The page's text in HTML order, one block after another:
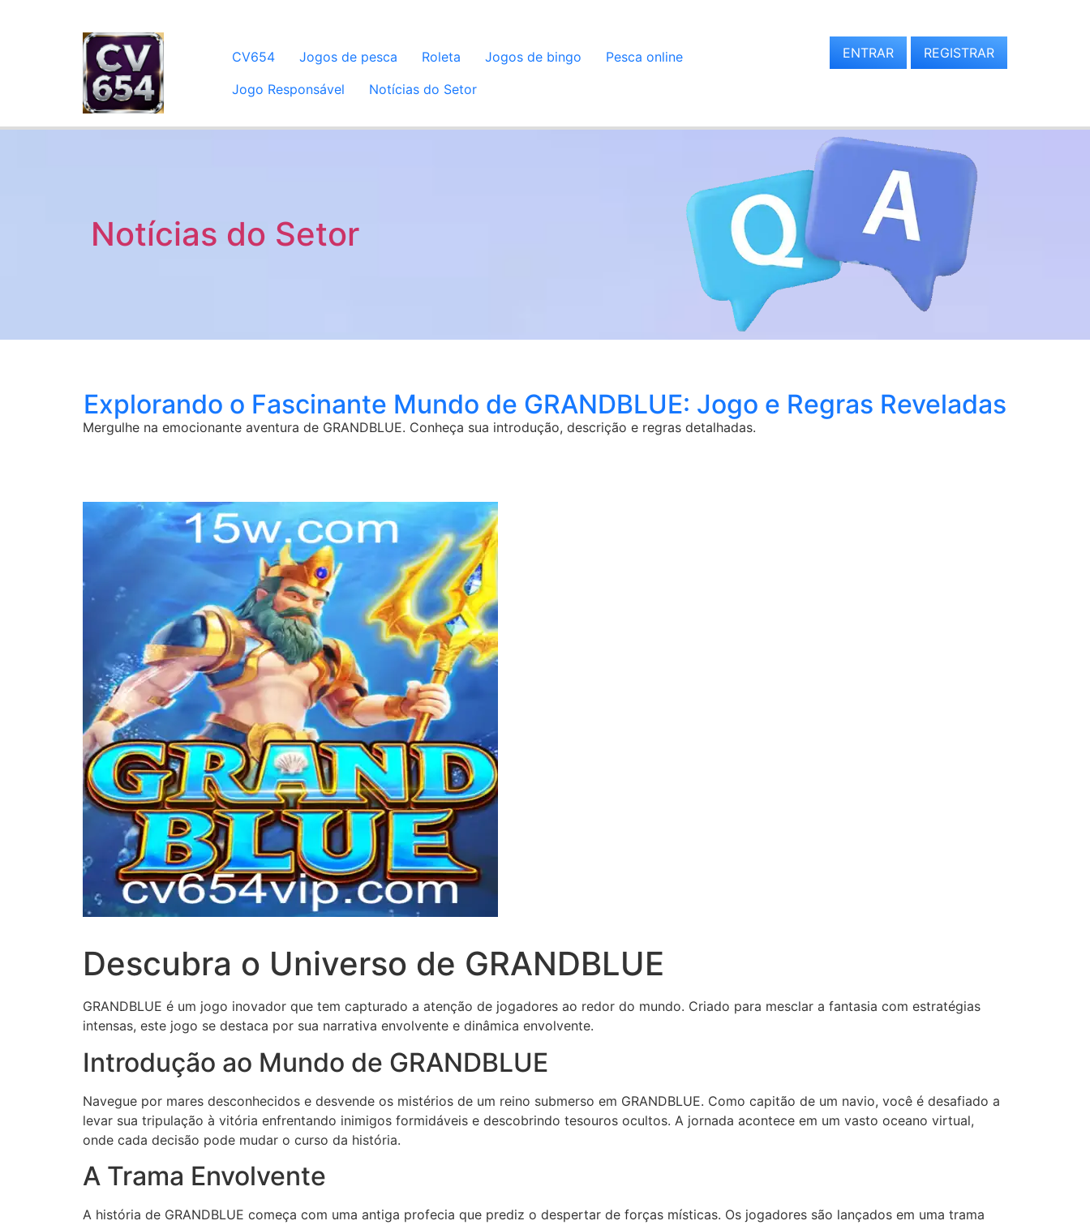
CV654 Jogos de pesca Roleta Jogos de bingo
Pesca online
Jogo Responsável
Notícias do Setor
ENTRAR REGISTRAR
Notícias do Setor
Explorando o Fascinante Mundo de GRANDBLUE: Jogo e Regras Reveladas
Mergulhe na emocionante aventura de GRANDBLUE. Conheça sua introdução, descrição e regras detalhadas.
Descubra o Universo de GRANDBLUE
GRANDBLUE é um jogo inovador que tem capturado a atenção de jogadores ao redor do mundo. Criado para mesclar a fantasia com estratégias
intensas, este jogo se destaca por sua narrativa envolvente e dinâmica envolvente.
Introdução ao Mundo de GRANDBLUE
Navegue por mares desconhecidos e desvende os mistérios de um reino submerso em GRANDBLUE. Como capitão de um navio, você é desafiado a
levar sua tripulação à vitória enfrentando inimigos formidáveis e descobrindo tesouros ocultos. A jornada acontece em um vasto oceano virtual,
onde cada decisão pode mudar o curso da história.
A Trama Envolvente
A história de GRANDBLUE começa com uma antiga profecia que prediz o despertar de forças místicas. Os jogadores são lançados em uma trama